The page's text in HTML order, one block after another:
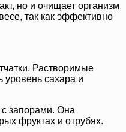
но и очищает организм
так как эффективно
Растворимые
уровень сахара и
с запорами. Она
фруктах и отрубях.